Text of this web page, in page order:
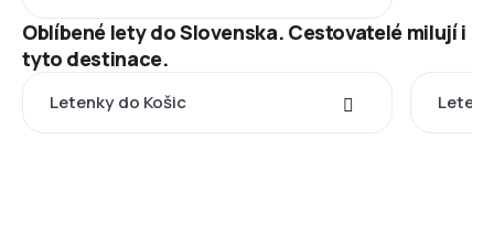
Oblíbené lety do Slovenska. Cestovatelé milují i
tyto destinace.
Letenky do Košic